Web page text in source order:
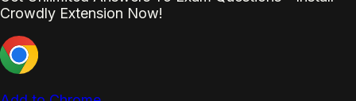
Crowdly Extension Now!